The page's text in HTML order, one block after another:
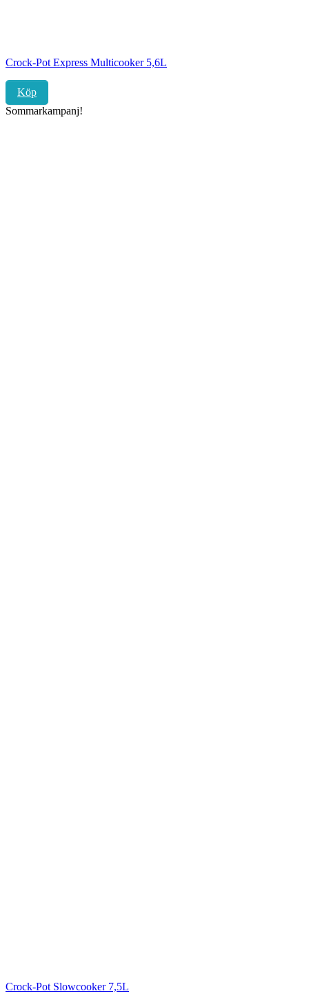
Crock-Pot Express Multicooker 5,6L
Köp
Sommarkampanj!
Crock-Pot Slowcooker 7,5L